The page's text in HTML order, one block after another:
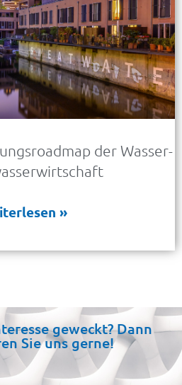
der Wasser-
»
geweckt? Dann
Sie uns gerne!